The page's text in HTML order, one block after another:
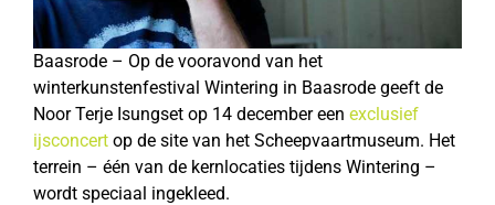
Baasrode – Op de vooravond van het
winterkunstenfestival Wintering in Baasrode geeft de
Noor Terje Isungset op 14 december een exclusief
ijsconcert op de site van het Scheepvaartmuseum. Het
terrein – één van de kernlocaties tijdens Wintering –
wordt speciaal ingekleed.